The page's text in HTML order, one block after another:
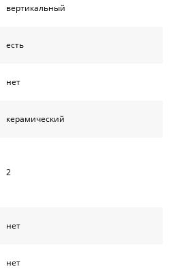
вертикальный
есть
нет
керамический
2
нет
нет